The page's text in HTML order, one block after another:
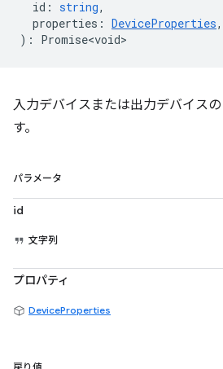
id : string,
properties : DeviceProperties,
) : Promise<void>
入力デバイスまたは出力デバイス
す。
パラメータ
id
文字列
プロパティ
DeviceProperties